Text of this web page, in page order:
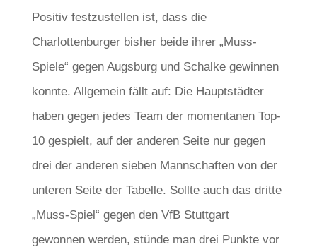
Positiv festzustellen ist, dass die
Charlottenburger bisher beide ihrer „Muss-
Spiele“ gegen Augsburg und Schalke gewinnen
konnte. Allgemein fällt auf: Die Hauptstädter
haben gegen jedes Team der momentanen Top-
10 gespielt, auf der anderen Seite nur gegen
drei der anderen sieben Mannschaften von der
unteren Seite der Tabelle. Sollte auch das dritte
„Muss-Spiel“ gegen den VfB Stuttgart
gewonnen werden, stünde man drei Punkte vor